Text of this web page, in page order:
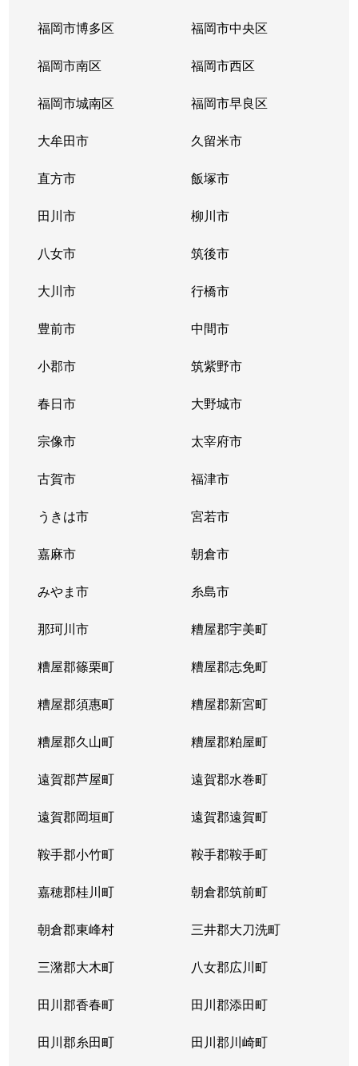
福岡市博多区 福岡市中央区
福岡市南区 福岡市西区
福岡市城南区 福岡市早良区
大牟田市 久留米市
直方市 飯塚市
田川市 柳川市
八女市 筑後市
大川市 行橋市
豊前市 中間市
小郡市 筑紫野市
春日市 大野城市
宗像市 太宰府市
古賀市 福津市
うきは市 宮若市
嘉麻市 朝倉市
みやま市 糸島市
那珂川市 糟屋郡宇美町
糟屋郡篠栗町 糟屋郡志免町
糟屋郡須惠町 糟屋郡新宮町
糟屋郡久山町 糟屋郡粕屋町
遠賀郡芦屋町 遠賀郡水巻町
遠賀郡岡垣町 遠賀郡遠賀町
鞍手郡小竹町 鞍手郡鞍手町
嘉穂郡桂川町 朝倉郡筑前町
朝倉郡東峰村 三井郡大刀洗町
三潴郡大木町 八女郡広川町
田川郡香春町 田川郡添田町
田川郡糸田町 田川郡川崎町